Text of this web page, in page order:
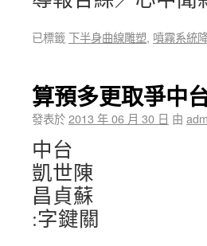
已標籤下半身曲線雕塑, 噴霧系統
算預多更取爭中
發表於2013 年 06 月 30 日 由
中台
凱世陳
昌貞蘇
:字鍵關